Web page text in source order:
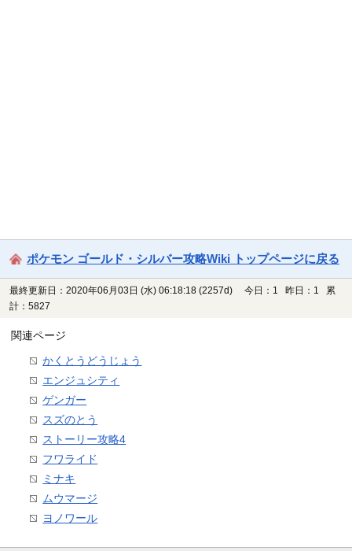
ポケモン ゴールド・シルバー攻略Wiki トップページに戻る
最終更新日：2020年06月03日 (水) 06:18:18 (2257d)
今日：1 昨日：1 累
計：5827
関連ページ
かくとうどうじょう
エンジュシティ
ゲンガー
スズのとう
ストーリー攻略4
フワライド
ミナキ
ムウマージ
ヨノワール